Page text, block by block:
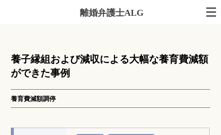
離婚弁護士ALG
養子縁組および減収による大幅な養育費減額
ができた事例
養育費減額調停